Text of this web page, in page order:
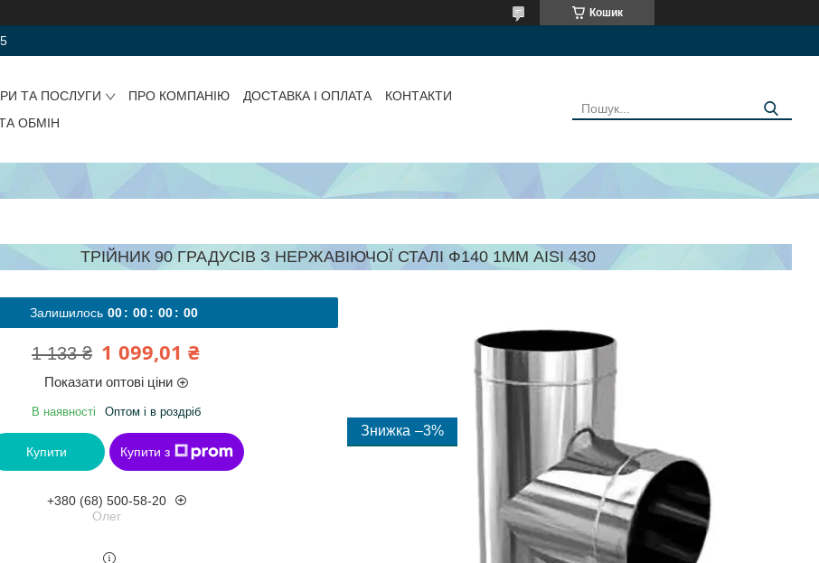
Кошик
ТА ПОСЛУГИ ПРО КОМПАНІЮ ДОСТАВКА І ОПЛАТА
КОНТАКТИ
ОБМІН
ТРІЙНИК 90 ГРАДУСІВ З НЕРЖАВІЮЧОЇ СТАЛІ Ф140 1ММ AISI 430
Залишилось 00 00 00 00
1 133 ₴ 1 099,01 ₴
Показати оптові ціни
В наявності Оптом і в роздріб
Купити Купити з
+380 (68) 500-58-20
Олег
–3%